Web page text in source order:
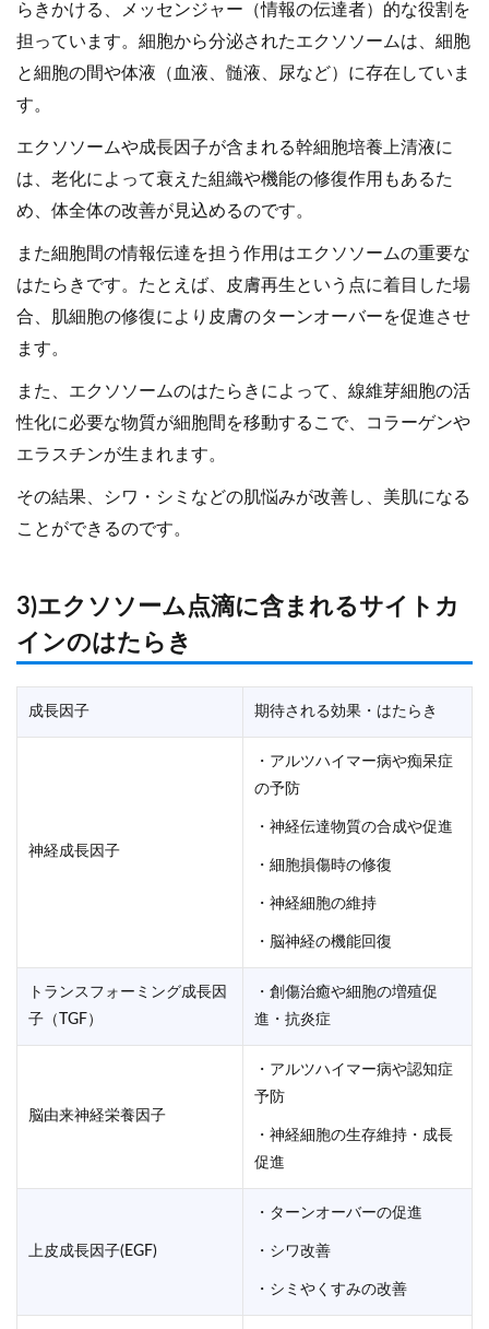
らきかける、メッセンジャー（情報の伝達者）的な役割を
担っています。細胞から分泌されたエクソソームは、細胞
と細胞の間や体液（血液、髄液、尿など）に存在していま
す。
エクソソームや成長因子が含まれる幹細胞培養上清液に
は、老化によって衰えた組織や機能の修復作用もあるた
め、体全体の改善が見込めるのです。
また細胞間の情報伝達を担う作用はエクソソームの重要な
はたらきです。たとえば、皮膚再生という点に着目した場
合、肌細胞の修復により皮膚のターンオーバーを促進させ
ます。
また、エクソソームのはたらきによって、線維芽細胞の活
性化に必要な物質が細胞間を移動するこで、コラーゲンや
エラスチンが生まれます。
その結果、シワ・シミなどの肌悩みが改善し、美肌になる
ことができるのです。
3)エクソソーム点滴に含まれるサイトカ
インのはたらき
成長因子 期待される効果・はたらき
神経成長因子
・アルツハイマー病や痴呆症
の予防
・神経伝達物質の合成や促進
・細胞損傷時の修復
・神経細胞の維持
・脳神経の機能回復
トランスフォーミング成長因
子（TGF）
・創傷治癒や細胞の増殖促
進・抗炎症
脳由来神経栄養因子
・アルツハイマー病や認知症
予防
・神経細胞の生存維持・成長
促進
上皮成長因子(EGF)
・ターンオーバーの促進
・シワ改善
・シミやくすみの改善